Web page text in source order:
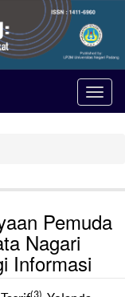
Pemuda
Nagari
Informasi
(3)